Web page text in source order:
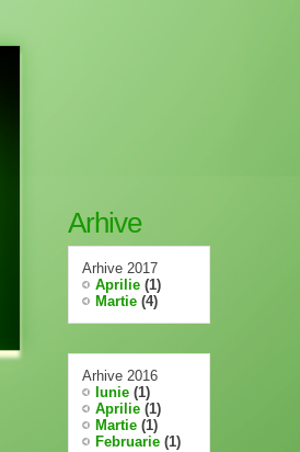
Arhive
Arhive 2017
Aprilie (1)
Martie (4)
Arhive 2016
Iunie (1)
Aprilie (1)
Martie (1)
Februarie (1)